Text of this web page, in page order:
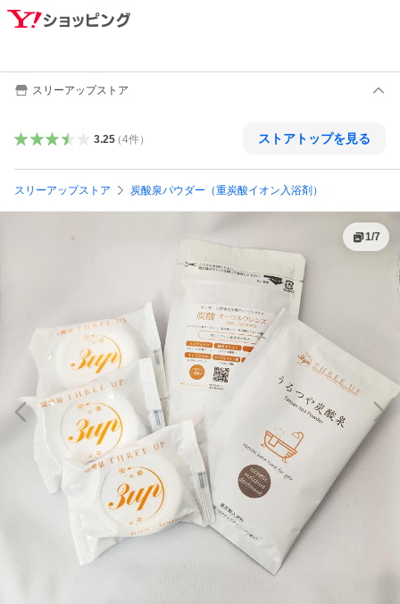
スリーアップストア
3.25（4件） ストアトップを見る
スリーアップストア 炭酸泉パウダー（重炭酸イオン入浴剤）
1/7